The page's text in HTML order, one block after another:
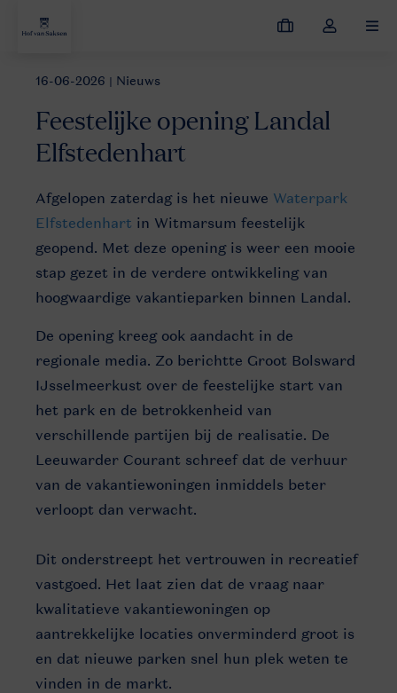
Mijn
Open
mijn
account
Feestelijke opening Landal Elfstedenhart
16-06-2026 | Nieuws
Feestelijke opening Landal
Elfstedenhart
Afgelopen zaterdag is het nieuwe Waterpark
Elfstedenhart in Witmarsum feestelijk
geopend. Met deze opening is weer een mooie
stap gezet in de verdere ontwikkeling van
hoogwaardige vakantieparken binnen Landal.
De opening kreeg ook aandacht in de
regionale media. Zo berichtte Groot Bolsward
IJsselmeerkust over de feestelijke start van
het park en de betrokkenheid van
verschillende partijen bij de realisatie. De
Leeuwarder Courant schreef dat de verhuur
van de vakantiewoningen inmiddels beter
verloopt dan verwacht.
Dit onderstreept het vertrouwen in recreatief
vastgoed. Het laat zien dat de vraag naar
kwalitatieve vakantiewoningen op
aantrekkelijke locaties onverminderd groot is
en dat nieuwe parken snel hun plek weten te
vinden in de markt.